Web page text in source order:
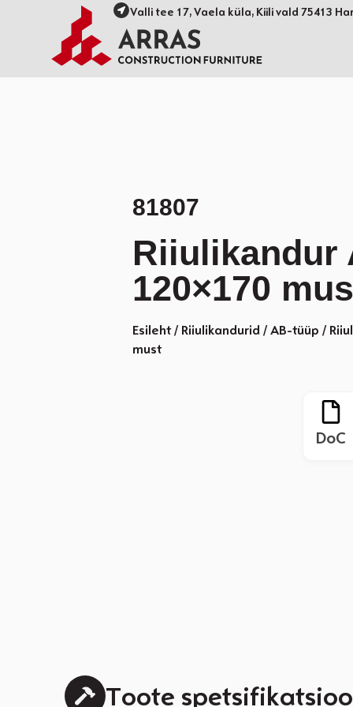
Valli tee 17, Vaela küla, Kiili vald 75413
81807
Riiulikandur
120×170
Esileht/ Riiulikandurid / AB-tüüp /
must
DoC
Toote